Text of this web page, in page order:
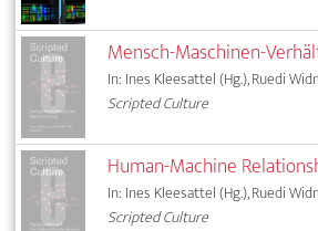
Mensch-Maschinen-
In: Ines Kleesattel (Hg.), Ruedi
Scripted Culture
Human-Machine
In: Ines Kleesattel (Hg.), Ruedi
Scripted Culture